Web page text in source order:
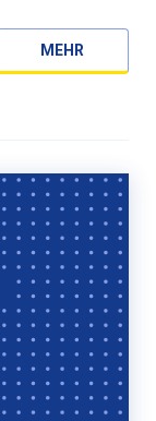
MEHR